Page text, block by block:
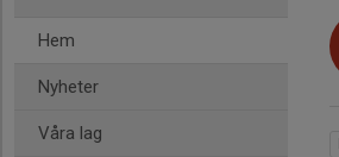
Hem
Nyheter
Våra lag